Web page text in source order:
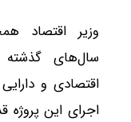
وزیر اقتصاد
سال‌های
اقتصادی و
اجرای این